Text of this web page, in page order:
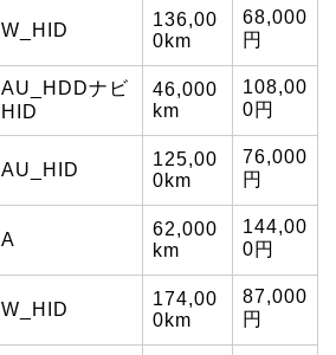
W_HID
136,00
0km
68,000
円
AU_HDDナビ
HID
46,000
km
108,00
0円
AU_HID
125,00
0km
76,000
円
A
62,000
km
144,00
0円
W_HID
174,00
0km
87,000
円